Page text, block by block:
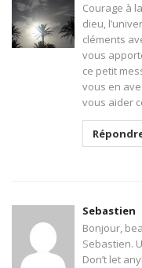
Courage à
dieu,
cléments
vous
ce petit
vous en
vous aider
Sebastien
Bonjour,
Sebastien.
Don’t let